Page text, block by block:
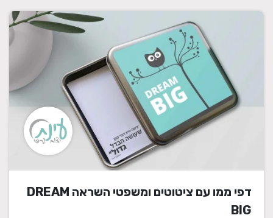
דפי ממו עם ציטוטים ומשפטי השראה DREAM
BIG